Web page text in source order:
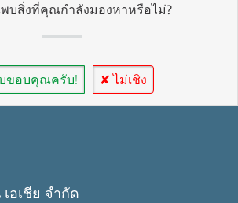
บสิ่งที่คุณกำลังมองหาหรือไม่?
ขอบคุณครับ! ✘ ไม่เชิง
อเชีย จำกัด